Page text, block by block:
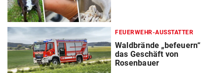
FEUERWEHR-AUSSTATTER
Waldbrände „befeuern“
das Geschäft von
Rosenbauer